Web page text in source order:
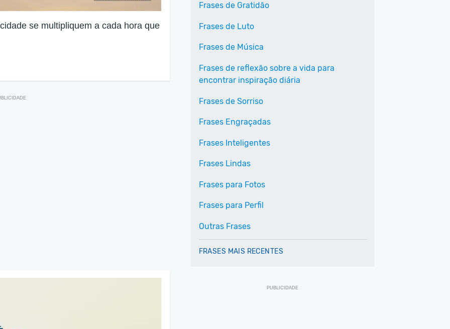
se multipliquem a cada hora que
Frases de Gratidão
Frases de Luto
Frases de Música
Frases de reflexão sobre a vida para
encontrar inspiração diária
Frases de Sorriso
Frases Engraçadas
Frases Inteligentes
Frases Lindas
Frases para Fotos
Frases para Perfil
Outras Frases
FRASES MAIS RECENTES